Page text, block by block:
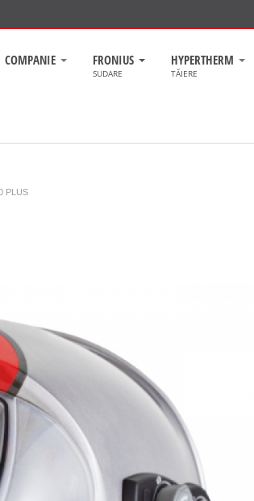
COMPANIE FRONIUS
SUDARE
HYPERTHERM
TĂIERE
PLUS